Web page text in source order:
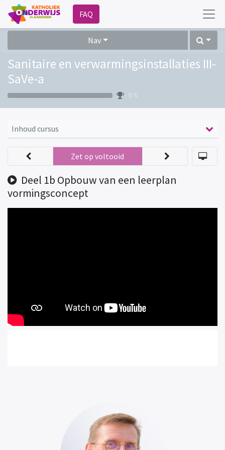
FAQ
Nav
Sanitaire en verwarmingsinstallaties III-
SaVe-a
0 %
Inhoud cursus
Deel 1b Opbouw van een leerplan
vormingsconcept
Zet op voltooid